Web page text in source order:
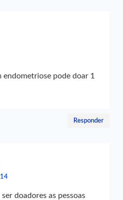
endometriose pode doar 1
Responder
doadores as pessoas